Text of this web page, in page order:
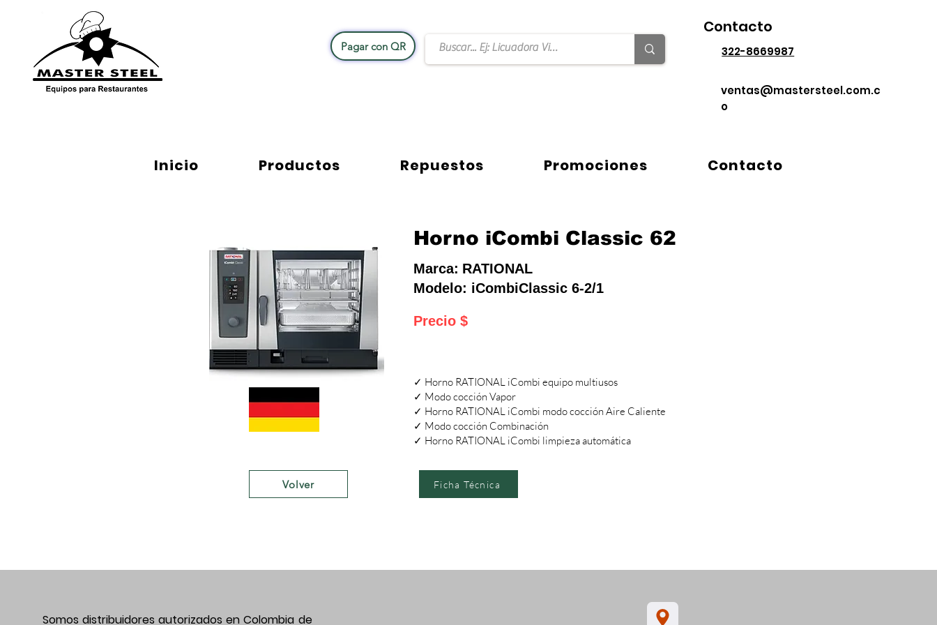
Pagar con QR
Contacto
322-8669987
ventas@mastersteel.com.c
o
Inicio Repuestos Rational Equipos y Accesorios Contacto Wix Contacto Más
Inicio Productos Repuestos Promociones Contacto
Volver
Horno iCombi Classic 62
Marca:
Modelo:
RATIONAL
iCombiClassic 6-2/1
Precio $
✓ Horno RATIONAL iCombi equipo multiusos
✓ Modo cocción Vapor
✓ Horno RATIONAL iCombi modo cocción Aire Caliente
✓ Modo cocción Combinación
✓ Horno RATIONAL iCombi limpieza automática
Ficha Técnica
Somos distribuidores autorizados en Colombia de